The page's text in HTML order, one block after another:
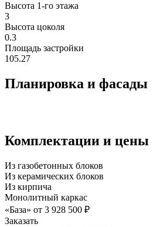
Высота 1-го этажа
3
Высота цоколя
0.3
Площадь застройки
105.27
Планировка и фасады
Комплектации и цены
Из газобетонных блоков
Из керамических блоков
Из кирпича
Монолитный каркас
«База» от 3 928 500 ₽
Заказать